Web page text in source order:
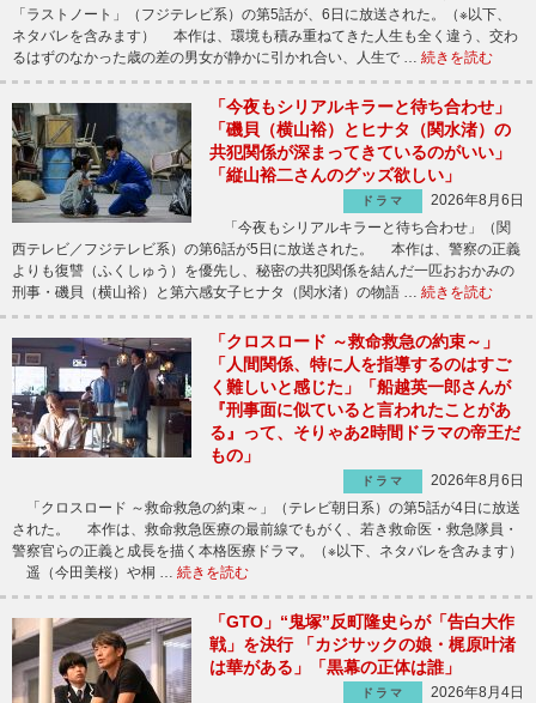
「ラストノート」（フジテレビ系）の第5話が、6日に放送された。（※以下、
ネタバレを含みます） 本作は、環境も積み重ねてきた人生も全く違う、交わ
るはずのなかった歳の差の男女が静かに引かれ合い、人生で … 続きを読む
「今夜もシリアルキラーと待ち合わせ」
「磯貝（横山裕）とヒナタ（関水渚）の
共犯関係が深まってきているのがいい」
「縦山裕二さんのグッズ欲しい」
ドラマ
2026年8月6日
「今夜もシリアルキラーと待ち合わせ」（関
西テレビ／フジテレビ系）の第6話が5日に放送された。 本作は、警察の正義
よりも復讐（ふくしゅう）を優先し、秘密の共犯関係を結んだ一匹おおかみの
刑事・磯貝（横山裕）と第六感女子ヒナタ（関水渚）の物語 … 続きを読む
「クロスロード ～救命救急の約束～」
「人間関係、特に人を指導するのはすご
く難しいと感じた」「船越英一郎さんが
『刑事面に似ていると言われたことがあ
る』って、そりゃあ2時間ドラマの帝王だ
もの」
ドラマ
2026年8月6日
「クロスロード ～救命救急の約束～」（テレビ朝日系）の第5話が4日に放送
された。 本作は、救命救急医療の最前線でもがく、若き救命医・救急隊員・
警察官らの正義と成長を描く本格医療ドラマ。（※以下、ネタバレを含みます）
遥（今田美桜）や桐 … 続きを読む
「GTO」“鬼塚”反町隆史らが「告白大作
戦」を決行 「カジサックの娘・梶原叶渚
は華がある」「黒幕の正体は誰」
ドラマ
2026年8月4日